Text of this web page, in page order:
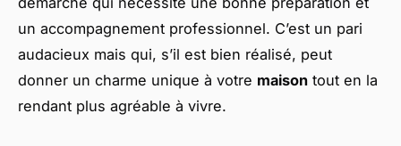
un accompagnement professionnel. C’est un pari
audacieux mais qui, s’il est bien réalisé, peut
donner un charme unique à votre maison tout en la
rendant plus agréable à vivre.